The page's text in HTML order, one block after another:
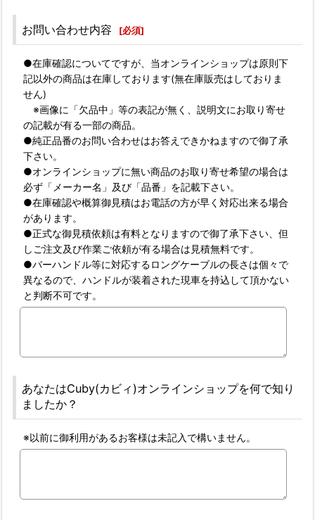
お問い合わせ内容 [必須]
●在庫確認についてですが、当オンラインショップは原則下
記以外の商品は在庫しております(無在庫販売はしておりま
せん)
※画像に「欠品中」等の表記が無く、説明文にお取り寄せ
の記載が有る一部の商品。
●純正品番のお問い合わせはお答えできかねますので御了承
下さい。
●オンラインショップに無い商品のお取り寄せ希望の場合は
必ず「メーカー名」及び「品番」を記載下さい。
●在庫確認や概算御見積はお電話の方が早く対応出来る場合
があります。
●正式な御見積依頼は有料となりますので御了承下さい、但
しご注文及び作業ご依頼が有る場合は見積無料です。
●バーハンドル等に対応するロングケーブルの長さは個々で
異なるので、ハンドルが装着された現車を持込して頂かない
と判断不可です。
あなたはCuby(カビィ)オンラインショップを何で知り
ましたか？
※以前に御利用があるお客様は未記入で構いません。